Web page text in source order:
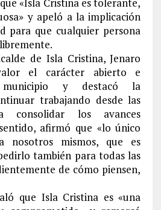
«Isla Cristina es tolerante,
y apeló a la implicación
para que cualquier persona
de Isla Cristina, Jenaro
el carácter abierto e
y destacó la
trabajando desde las
consolidar los avances
afirmó que «lo único
nosotros mismos, que es
también para todas las
de cómo piensen,
que Isla Cristina es «una